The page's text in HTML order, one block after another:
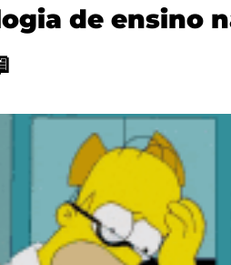
de ensino